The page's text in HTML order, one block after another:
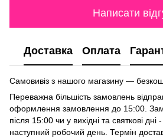
Написати
Доставка Оплата
Самовивіз з нашого магазину —
Переважна більшість замовлень
оформлення замовлення до 15:00.
після 15:00 чи у вихідні та святкові дні
наступний робочий день. Термін